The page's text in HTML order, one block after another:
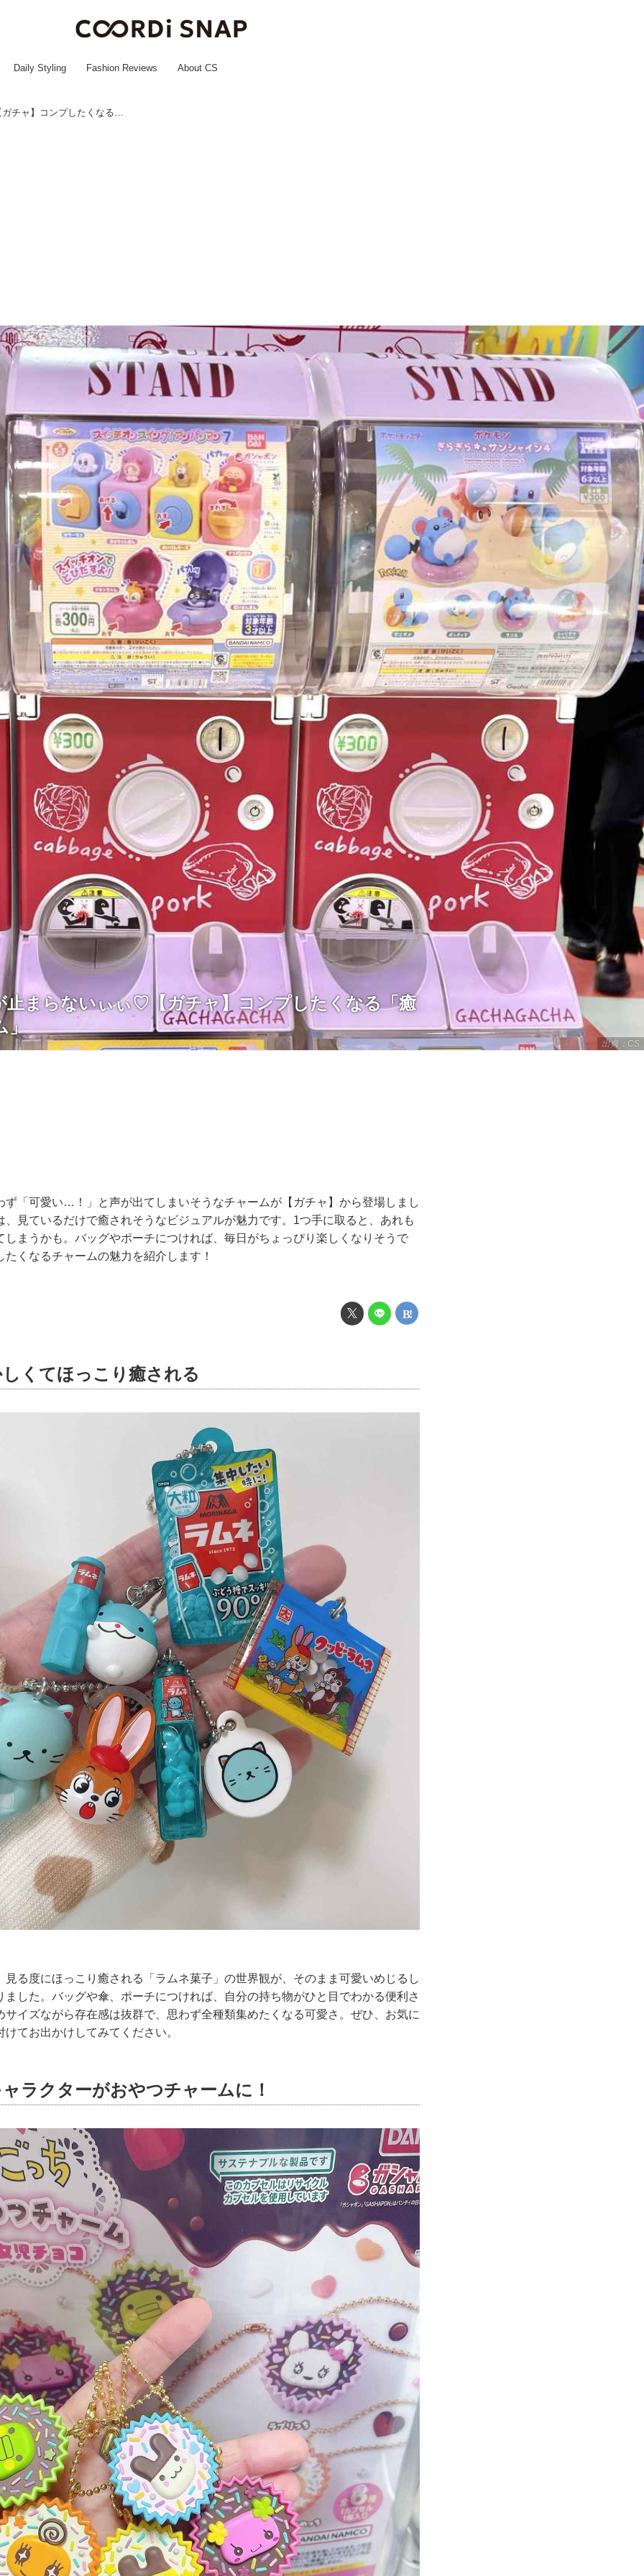
Daily Styling Fashion Reviews About CS
『可愛い』が止まらないぃぃ♡【ガチャ】コンプしたくなる「癒されチャーム」
出典：CS
止まらないぃぃ♡【ガチャ】コンプしたくなる「癒
」
ず「可愛い…！」と声が出てしまいそうなチャームが【ガチャ】から登場しまし
、見ているだけで癒されそうなビジュアルが魅力です。1つ手に取ると、あれも
しまうかも。バッグやポーチにつければ、毎日がちょっぴり楽しくなりそうで
くなるチャームの魅力を紹介します！
くてほっこり癒される
見る度にほっこり癒される「ラムネ菓子」の世界観が、そのまま可愛いめじるし
ました。バッグや傘、ポーチにつければ、自分の持ち物がひと目でわかる便利さ
サイズながら存在感は抜群で、思わず全種類集めたくなる可愛さ。ぜひ、お気に
てお出かけしてみてください。
ラクターがおやつチャームに！